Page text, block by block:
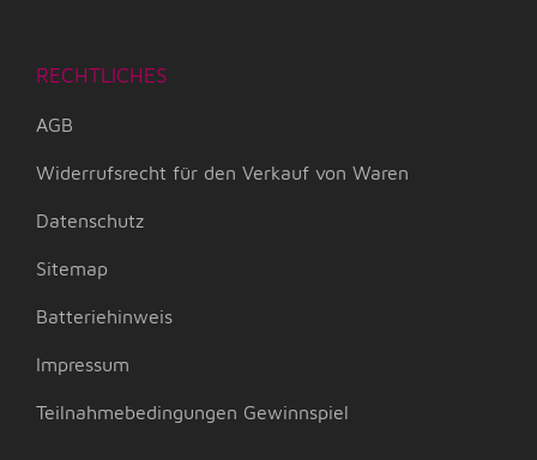
RECHTLICHES
AGB
Widerrufsrecht für den Verkauf von Waren
Datenschutz
Sitemap
Batteriehinweis
Impressum
Teilnahmebedingungen Gewinnspiel